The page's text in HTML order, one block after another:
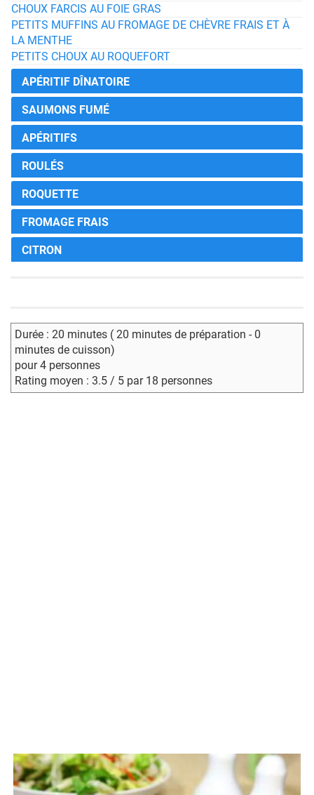
CHOUX FARCIS AU FOIE GRAS
PETITS MUFFINS AU FROMAGE DE CHÈVRE FRAIS ET À
LA MENTHE
PETITS CHOUX AU ROQUEFORT
APÉRITIF DÎNATOIRE
SAUMONS FUMÉ
APÉRITIFS
ROULÉS
ROQUETTE
FROMAGE FRAIS
CITRON
Durée : 20 minutes ( 20 minutes de préparation - 0
minutes de cuisson)
pour 4 personnes
Rating moyen : 3.5 / 5 par 18 personnes